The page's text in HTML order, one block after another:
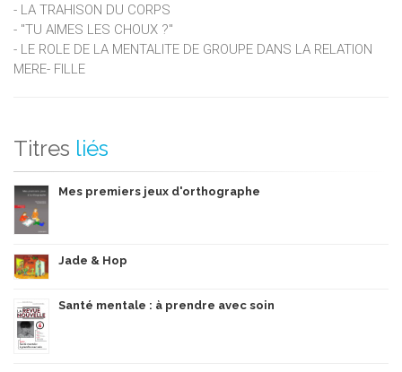
- LA TRAHISON DU CORPS
- "TU AIMES LES CHOUX ?"
- LE ROLE DE LA MENTALITE DE GROUPE DANS LA RELATION
MERE- FILLE
Titres liés
Mes premiers jeux d'orthographe
Jade & Hop
Santé mentale : à prendre avec soin